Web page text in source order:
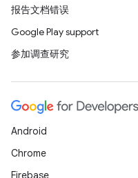
报告文档错误
Google Play support
参加调查研究
Android
Chrome
Firebase